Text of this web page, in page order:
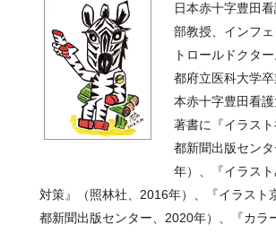
日本赤十字豊田
部教授、インフ
トロールドクター
都府立医科大学
本赤十字豊田看護
著書に『イラス
都新聞出版セン
年）、『イラス
対策』（照林社、2016年）、『イラスト
都新聞出版センター、2020年）、『カラ